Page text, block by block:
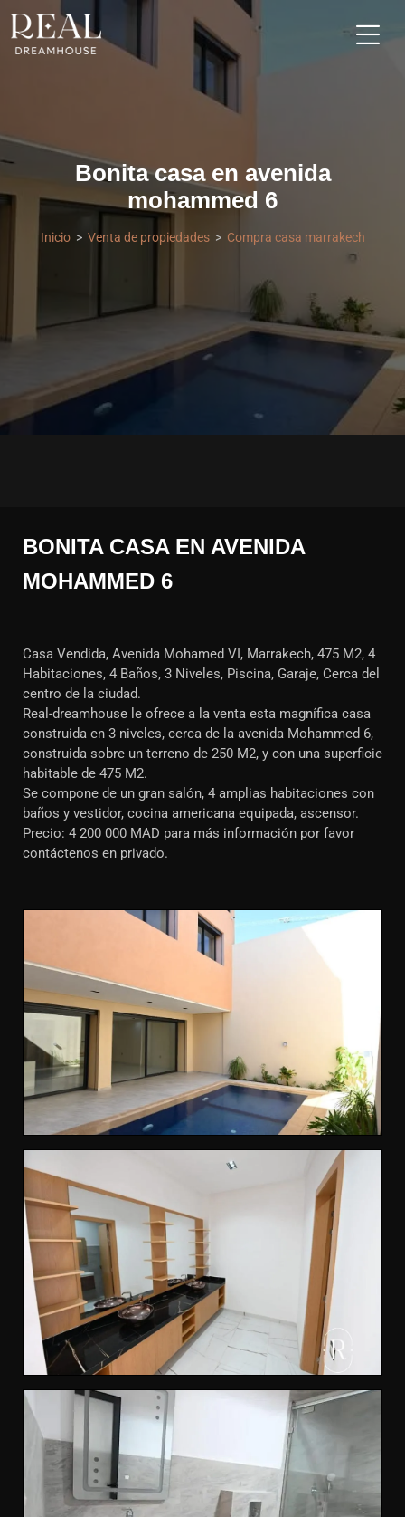
Bonita casa en avenida
mohammed 6
Inicio Venta de propiedades Compra casa marrakech
BONITA CASA EN AVENIDA
MOHAMMED 6
Casa Vendida, Avenida Mohamed VI, Marrakech, 475 M2, 4
Habitaciones, 4 Baños, 3 Niveles, Piscina, Garaje, Cerca del
centro de la ciudad.
Real-dreamhouse le ofrece a la venta esta magnífica casa
construida en 3 niveles, cerca de la avenida Mohammed 6,
construida sobre un terreno de 250 M2, y con una superficie
habitable de 475 M2.
Se compone de un gran salón, 4 amplias habitaciones con
baños y vestidor, cocina americana equipada, ascensor.
Precio: 4 200 000 MAD para más información por favor
contáctenos en privado.